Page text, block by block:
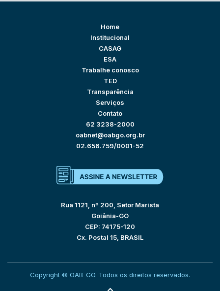
Home
Institucional
CASAG
ESA
Trabalhe conosco
TED
Transparência
Serviços
Contato
62 3238-2000
oabnet@oabgo.org.br
02.656.759/0001-52
Rua 1121, nº 200, Setor Marista
Goiânia-GO
CEP: 74175-120
Cx. Postal 15, BRASIL
Copyright © OAB-GO. Todos os direitos reservados.